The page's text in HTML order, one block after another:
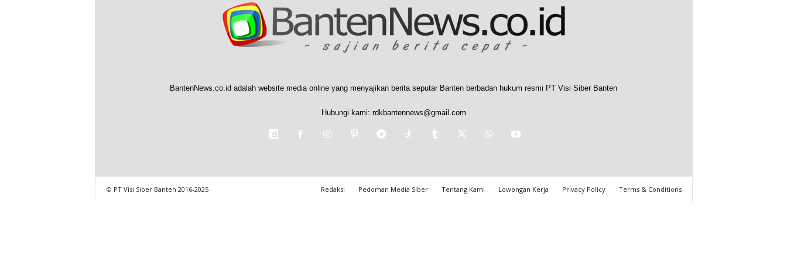
BantenNews.co.id adalah website media online yang menyajikan berita seputar Banten berbadan hukum resmi PT Visi Siber Banten
Hubungi kami: rdkbantennews@gmail.com
Redaksi Pedoman Media Siber Tentang Kami Lowongan Kerja Privacy Policy Terms & Conditions
© PT Visi Siber Banten 2016-2025